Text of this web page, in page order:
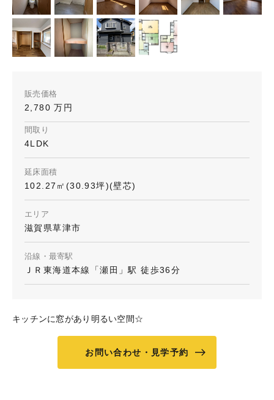
販売価格
2,780 万円
間取り
4LDK
延床面積
102.27㎡(30.93坪)(壁芯)
エリア
滋賀県草津市
沿線・最寄駅
ＪＲ東海道本線「瀬田」駅 徒歩36分
キッチンに窓があり明るい空間☆
お問い合わせ・見学予約